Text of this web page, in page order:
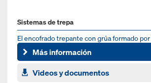
Sistemas de trepa
El encofrado trepante con grúa formado
plegable K y un panel de encofrado
Más información
Videos y documentos